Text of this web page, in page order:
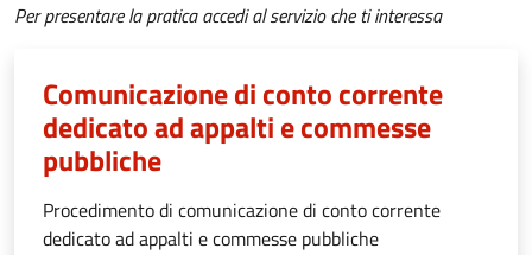
Per presentare la pratica accedi al servizio che ti interessa
Comunicazione di conto corrente
dedicato ad appalti e commesse
pubbliche
Procedimento di comunicazione di conto corrente
dedicato ad appalti e commesse pubbliche